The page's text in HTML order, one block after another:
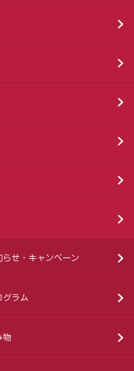
らせ・キャンペーン
グラム
物